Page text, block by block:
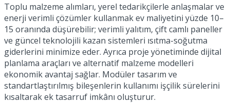
Toplu malzeme alımları, yerel tedarikçilerle anlaşmalar ve
enerji verimli çözümler kullanmak ev maliyetini yüzde 10–
15 oranında düşürebilir; verimli yalıtım, çift camlı paneller
ve güncel teknolojili kazan sistemleri ısıtma-soğutma
giderlerini minimize eder. Ayrıca proje yönetiminde dijital
planlama araçları ve alternatif malzeme modelleri
ekonomik avantaj sağlar. Modüler tasarım ve
standartlaştırılmış bileşenlerin kullanımı işçilik sürelerini
kısaltarak ek tasarruf imkânı oluşturur.